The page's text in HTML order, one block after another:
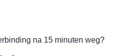
na 15 minuten weg?